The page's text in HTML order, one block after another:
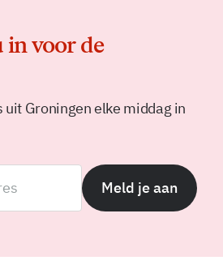
in voor de
Groningen elke middag in
Meld je aan